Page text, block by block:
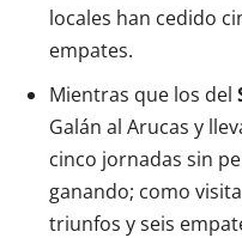
locales han cedido
empates.
Mientras que los del
Galán al Arucas y
cinco jornadas sin
ganando; como
triunfos y seis